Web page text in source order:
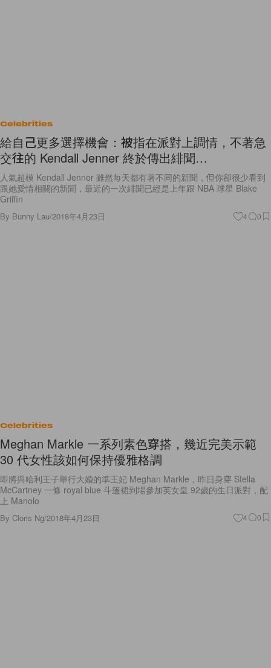
Celebrities
給自己更多選擇機會：被指在派對上調情，不著急
交往的 Kendall Jenner 終於傳出緋聞…
人氣超模 Kendall Jenner 雖然每天都有著不同的新聞，但你卻很少看到
跟她愛情相關的新聞，最近的一次緋聞已經是上年跟 NBA 球星 Blake
Griffin
By Bunny Lau/2018年4月23日 4 0
Celebrities
Meghan Markle 一系列素色穿搭，幾近完美示範
30 代女性該如何保持優雅格調
即將與哈利王子舉行大婚的準王妃 Meghan Markle，昨日身穿 Stella
McCartney 一條 royal blue 斗篷裙到場參加英女皇 92歲的生日派對，配
上 Manolo
By Cloris Ng/2018年4月23日 4 0